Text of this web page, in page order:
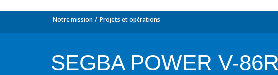
Notre mission Projets et opérations
SEGBA POWER V-86R